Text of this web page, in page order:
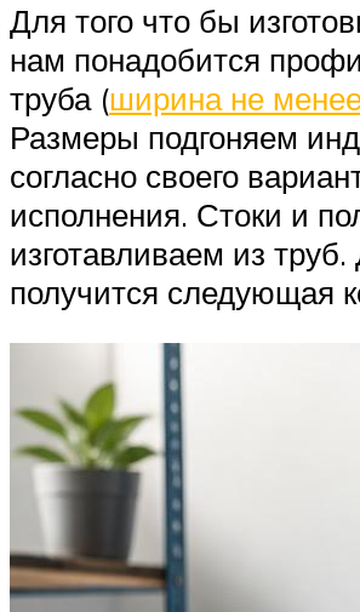
Для того что бы
нам понадобится
труба (ширина не
Размеры подгоняем
согласно своего
исполнения. Стоки и
изготавливаем из
получится следующая